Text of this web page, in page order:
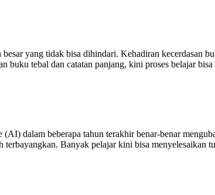
yang tidak bisa dihindari. Kehadiran kecerdasan
buku tebal dan catatan panjang, kini proses belajar
dalam beberapa tahun terakhir benar-benar
Banyak pelajar kini bisa menyelesaikan